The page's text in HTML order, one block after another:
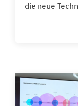
die neue